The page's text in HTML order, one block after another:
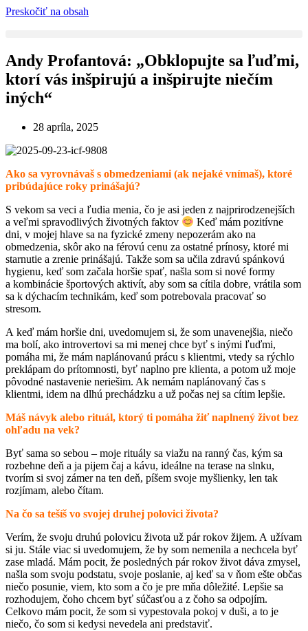
Preskočiť na obsah
Andy Profantová: „Obklopujte sa ľuďmi,
ktorí vás inšpirujú a inšpirujte niečím
iných“
28 apríla, 2025
Ako sa vyrovnávaš s obmedzeniami (ak nejaké vnímaš), ktoré
pribúdajúce roky prinášajú?
S vekom sa veci a ľudia menia, čo je asi jeden z najprirodzenejších
a veľmi spravodlivých životných faktov
Keď mám pozitívne
dni, v mojej hlave sa na fyzické zmeny nepozerám ako na
obmedzenia, skôr ako na férovú cenu za ostatné prínosy, ktoré mi
starnutie a zrenie prinášajú. Takže som sa učila zdravú spánkovú
hygienu, keď som začala horšie spať, našla som si nové formy
a kombinácie športových aktivít, aby som sa cítila dobre, vrátila som
sa k dýchacím technikám, keď som potrebovala pracovať so
stresom.
A keď mám horšie dni, uvedomujem si, že som unavenejšia, niečo
ma bolí, ako introvertovi sa mi menej chce byť s inými ľuďmi,
pomáha mi, že mám naplánovanú prácu s klientmi, vtedy sa rýchlo
preklápam do prítomnosti, byť naplno pre klienta, a potom už moje
pôvodné nastavenie neriešim. Ak nemám naplánovaný čas s
klientmi, idem na dlhú prechádzku a už počas nej sa cítim lepšie.
Máš návyk alebo rituál, ktorý ti pomáha žiť naplnený život bez
ohľadu na vek?
Byť sama so sebou – moje rituály sa viažu na ranný čas, kým sa
rozbehne deň a ja pijem čaj a kávu, ideálne na terase na slnku,
tvorím si svoj zámer na ten deň, píšem svoje myšlienky, len tak
rozjímam, alebo čítam.
Na čo sa tešíš vo svojej druhej polovici života?
Verím, že svoju druhú polovicu života už pár rokov žijem. A užívam
si ju. Stále viac si uvedomujem, že by som nemenila a nechcela byť
zase mladá. Mám pocit, že posledných pár rokov život dáva zmysel,
našla som svoju podstatu, svoje poslanie, aj keď sa v ňom ešte občas
niečo posunie, viem, kto som a čo je pre mňa dôležité. Lepšie sa
rozhodujem, čoho chcem byť súčasťou a z čoho sa odpojím.
Celkovo mám pocit, že som si vypestovala pokoj v duši, a to je
niečo, čo som si kedysi nevedela ani predstaviť.